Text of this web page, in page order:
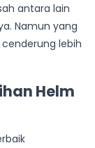
antara lain
Namun yang
lebih
Helm